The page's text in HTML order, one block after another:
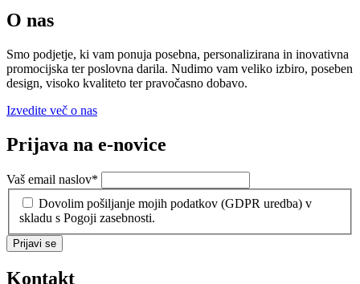
O nas
Smo podjetje, ki vam ponuja posebna, personalizirana in inovativna
promocijska ter poslovna darila. Nudimo vam veliko izbiro, poseben
design, visoko kvaliteto ter pravočasno dobavo.
Izvedite več o nas
Prijava na e-novice
Vaš email naslov*
Dovolim pošiljanje mojih podatkov (GDPR uredba) v
skladu s Pogoji zasebnosti.
Prijavi se
Kontakt